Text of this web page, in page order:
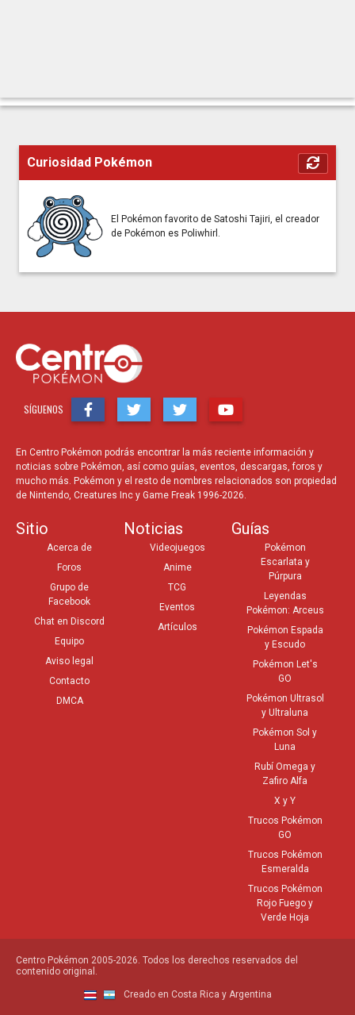
Curiosidad Pokémon
El Pokémon favorito de Satoshi Tajiri, el creador
de Pokémon es Poliwhirl.
SÍGUENOS
En Centro Pokémon podrás encontrar la más reciente información y
noticias sobre Pokémon, así como guías, eventos, descargas, foros y
mucho más. Pokémon y el resto de nombres relacionados son propiedad
de Nintendo, Creatures Inc y Game Freak 1996-2026.
Sitio
Acerca de
Foros
Grupo de
Facebook
Chat en Discord
Equipo
Aviso legal
Contacto
DMCA
Noticias
Videojuegos
Anime
TCG
Eventos
Artículos
Guías
Pokémon
Escarlata y
Púrpura
Leyendas
Pokémon: Arceus
Pokémon Espada
y Escudo
Pokémon Let's
GO
Pokémon Ultrasol
y Ultraluna
Pokémon Sol y
Luna
Rubí Omega y
Zafiro Alfa
X y Y
Trucos Pokémon
GO
Trucos Pokémon
Esmeralda
Trucos Pokémon
Rojo Fuego y
Verde Hoja
Centro Pokémon 2005-2026. Todos los derechos reservados del
contenido original.
Creado en Costa Rica y Argentina